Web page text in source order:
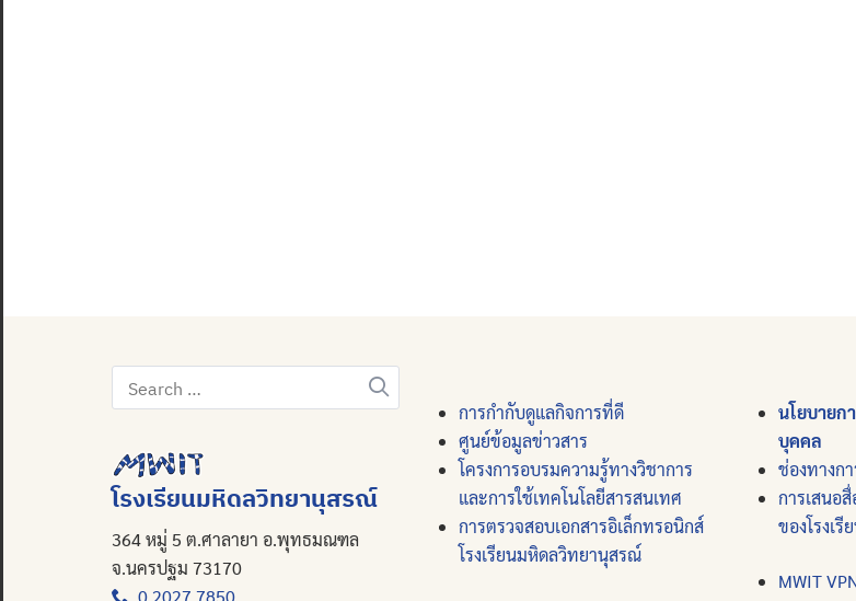
Search
for:
โรงเรียนมหิดลวิทยานุสรณ์
364 หมู่ 5 ต.ศาลายา อ.พุทธมณฑล
จ.นครปฐม 73170
การกำกับดูแลกิจการที่ดี
ศูนย์ข้อมูลข่าวสาร
โครงการอบรมความรู้ทางวิชาการ
และการใช้เทคโนโลยีสารสนเทศ
การตรวจสอบเอกสารอิเล็กทรอนิกส์
โรงเรียนมหิดลวิทยานุสรณ์
นโยบายก
บุคคล
ช่องทางก
การเสนอ
ของโรงเรี
MWIT